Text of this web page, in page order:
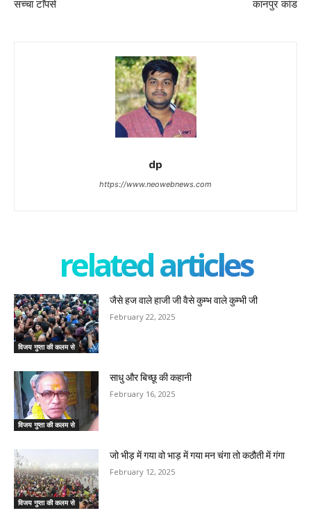
सच्चा टाॅपर्स कानपुर कांड
dp
https://www.neowebnews.com
related articles
विजय गुप्ता की कलम से
जैसे हज वाले हाजी जी वैसे कुम्भ वाले कुम्भी जी
February 22, 2025
विजय गुप्ता की कलम से
साधु और बिच्छू की कहानी
February 16, 2025
विजय गुप्ता की कलम से
जो भीड़ में गया वो भाड़ में गया मन चंगा तो कठौती में गंगा
February 12, 2025